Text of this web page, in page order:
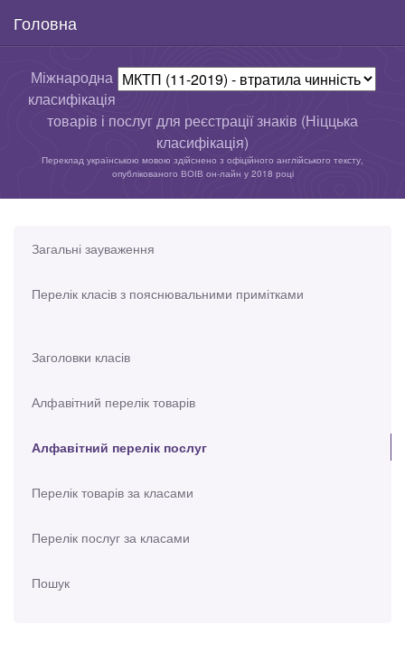
Головна
Міжнародна
класифікація
товарів і послуг для реєстрації знаків (Ніццька
класифікація)
Переклад українською мовою здійснено з офіційного англійського тексту,
опублікованого ВОІВ он-лайн у 2018 році
Загальні зауваження
Перелік класів з пояснювальними примітками
Заголовки класів
Алфавітний перелік товарів
Алфавітний перелік послуг
Перелік товарів за класами
Перелік послуг за класами
Пошук